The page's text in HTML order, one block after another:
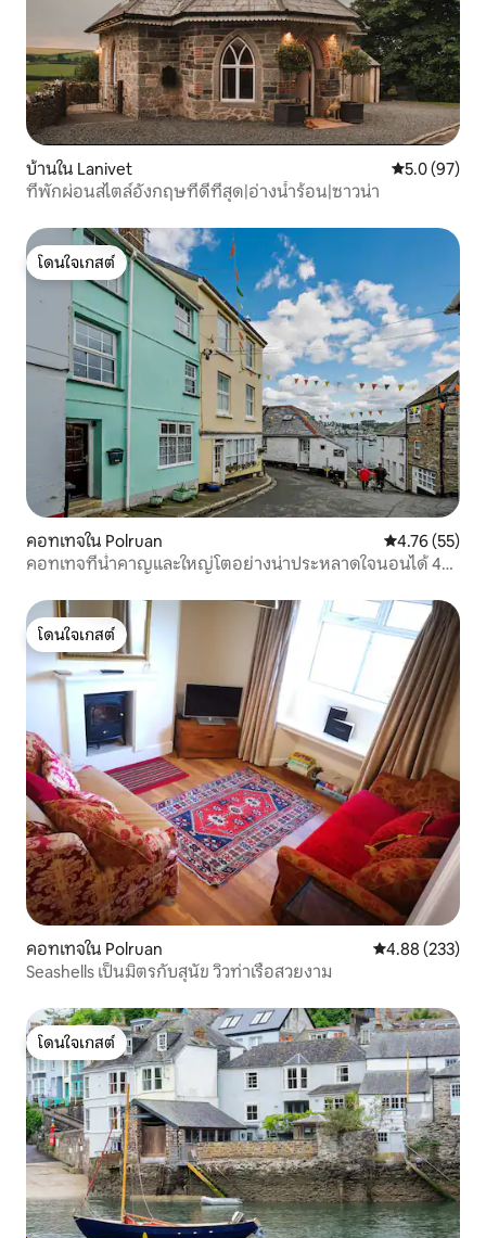
บ้านใน Lanivet คะแนนเฉลี่ย
5.0 (97)
ที่พักผ่อนสไตล์อังกฤษที่ดีที่สุด|อ่างน้ำร้อน|ซาวน่า
โดนใจเกสต์
โดนใจเกสต์
คอทเทจใน Polruan คะแนนเฉลี่ย
4.76 (55)
คอทเทจที่น่ำคาญและใหญ่โตอย่างน่าประหลาดใจนอนได้ 4
โดนใจเกสต์
โดนใจเกสต์
คอทเทจใน Polruan คะแนนเฉลี่ย
4.88 (233)
Seashells เป็นมิตรกับสุนัข วิวท่าเรือสวยงาม
โดนใจเกสต์
โดนใจเกสต์